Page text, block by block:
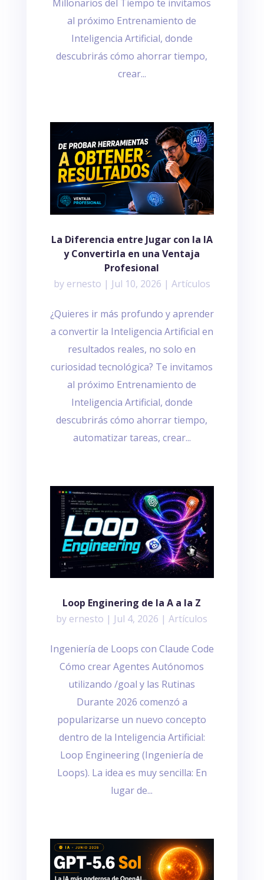
Millonarios del Tiempo te invitamos
al próximo Entrenamiento de
Inteligencia Artificial, donde
descubrirás cómo ahorrar tiempo,
crear...
La Diferencia entre Jugar con la IA
y Convertirla en una Ventaja
Profesional
by ernesto | Jul 10, 2026 | Artículos
¿Quieres ir más profundo y aprender
a convertir la Inteligencia Artificial en
resultados reales, no solo en
curiosidad tecnológica? Te invitamos
al próximo Entrenamiento de
Inteligencia Artificial, donde
descubrirás cómo ahorrar tiempo,
automatizar tareas, crear...
Loop Enginering de la A a la Z
by ernesto | Jul 4, 2026 |Artículos
Ingeniería de Loops con Claude Code
Cómo crear Agentes Autónomos
utilizando /goal y las Rutinas
Durante 2026 comenzó a
popularizarse un nuevo concepto
dentro de la Inteligencia Artificial:
Loop Engineering (Ingeniería de
Loops). La idea es muy sencilla: En
lugar de...